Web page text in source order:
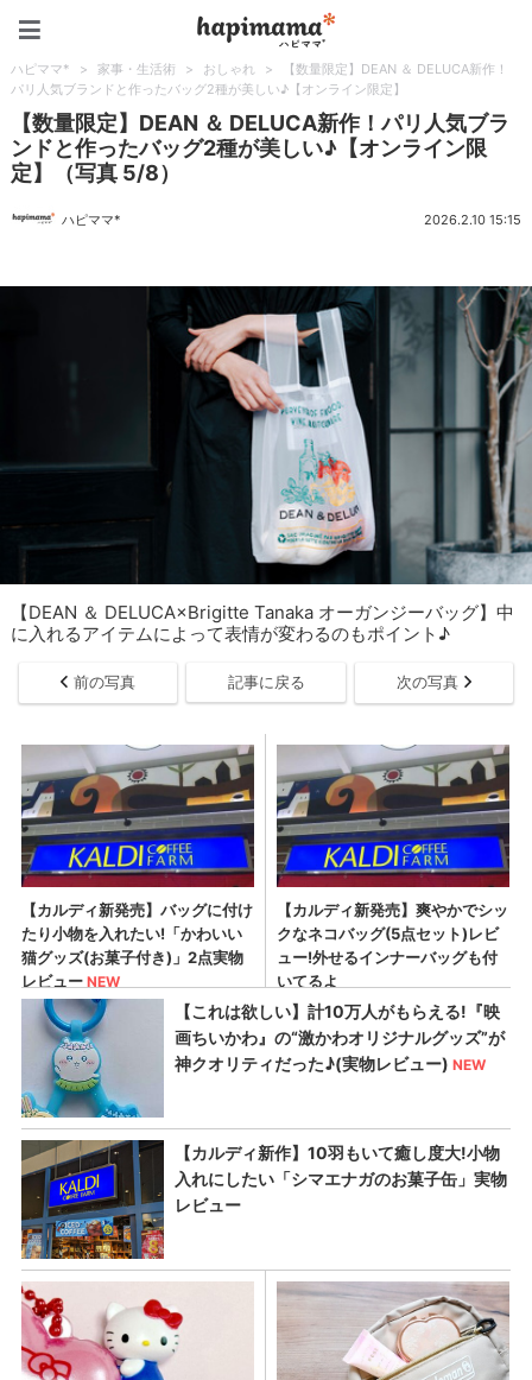
ハピママ* > 家事・生活術 > おしゃれ >
【数量限定】DEAN ＆ DELUCA新作！
パリ人気ブランドと作ったバッグ2種が美しい♪【オンライン限定】
【数量限定】DEAN ＆ DELUCA新作！パリ人気ブラ
ンドと作ったバッグ2種が美しい♪【オンライン限
定】（写真 5/8）
ハピママ* 2026.2.10 15:15
【DEAN ＆ DELUCA×Brigitte Tanaka オーガンジーバッグ】中
に入れるアイテムによって表情が変わるのもポイント♪
前の写真 記事に戻る 次の写真